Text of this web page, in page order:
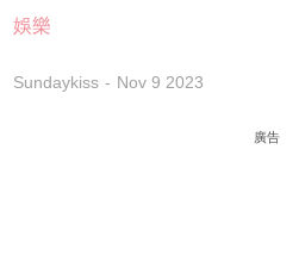
娛樂
Sundaykiss Nov 9 2023
廣告